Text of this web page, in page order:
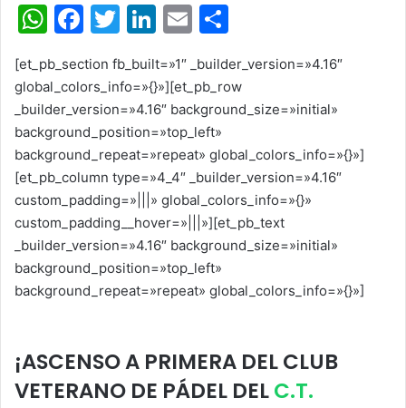
W
at
s
A
p
p
F
c
e
b
o
o
k
T
itt
er
Li
k
e
dI
n
E
ai
l
m
p
tir
[et_pb_section fb_built=»1″ _builder_version=»4.16″
global_colors_info=»{}»][et_pb_row
_builder_version=»4.16″ background_size=»initial»
background_position=»top_left»
background_repeat=»repeat» global_colors_info=»{}»]
[et_pb_column type=»4_4″ _builder_version=»4.16″
custom_padding=»|||» global_colors_info=»{}»
custom_padding__hover=»|||»][et_pb_text
_builder_version=»4.16″ background_size=»initial»
background_position=»top_left»
background_repeat=»repeat» global_colors_info=»{}»]
¡ASCENSO A PRIMERA DEL CLUB
VETERANO DE PÁDEL DELC.T.